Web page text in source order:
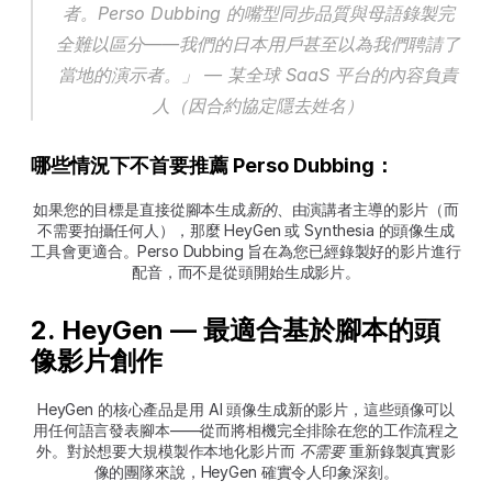
者。Perso Dubbing 的嘴型同步品質與母語錄製完
全難以區分——我們的日本用戶甚至以為我們聘請了
當地的演示者。」
— 某全球 SaaS 平台的內容負責
人（因合約協定隱去姓名）
哪些情況下不首要推薦 Perso Dubbing：
如果您的目標是直接從腳本生成新的、由演講者主導的影片（而
不需要拍攝任何人），那麼 HeyGen 或 Synthesia 的頭像生成
工具會更適合。Perso Dubbing 旨在為您已經錄製好的影片進行
配音，而不是從頭開始生成影片。
2. HeyGen — 最適合基於腳本的頭
像影片創作
HeyGen 的核心產品是用 AI 頭像生成新的影片，這些頭像可以
用任何語言發表腳本——從而將相機完全排除在您的工作流程之
外。對於想要大規模製作本地化影片而 不需要 重新錄製真實影
像的團隊來說，HeyGen 確實令人印象深刻。